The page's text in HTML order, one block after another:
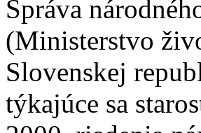
Správa
(Ministerstvo
Slovenskej
týkajúce sa